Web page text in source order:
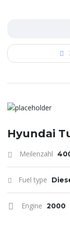
Hyundai
Meilenzahl
Fuel type
Engine 2000